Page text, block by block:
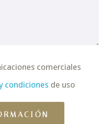
comerciales
condiciones de uso